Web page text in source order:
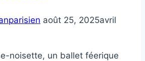
août 25, 2025avril
noisette, un ballet féerique